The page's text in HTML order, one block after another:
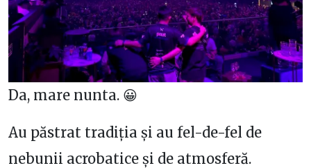
Da, mare nunta. 😀
Au păstrat tradiția și au fel-de-fel de
nebunii acrobatice și de atmosferă.